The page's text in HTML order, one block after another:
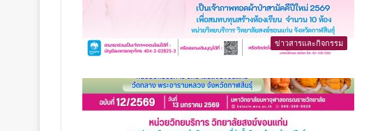
ข่าวสารและกิจกรรม